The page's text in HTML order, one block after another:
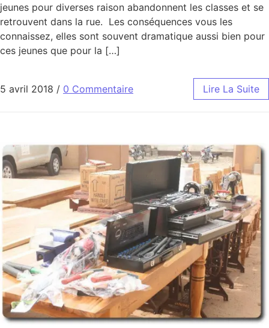
jeunes pour diverses raison abandonnent les classes et se
retrouvent dans la rue. Les conséquences vous les
connaissez, elles sont souvent dramatique aussi bien pour
ces jeunes que pour la […]
5 avril 2018 / 0 Commentaire Lire La Suite